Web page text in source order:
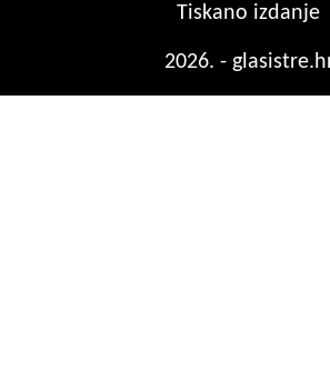
Tiskano izdanje
2026. -